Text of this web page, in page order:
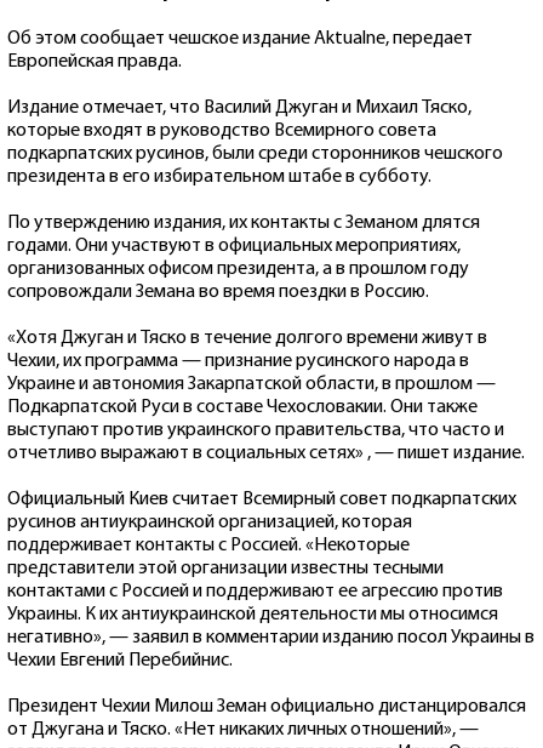
Об этом сообщает чешское издание Aktualne, передает
Европейская правда.
Издание отмечает, что Василий Джуган и Михаил Тяско,
которые входят в руководство Всемирного совета
подкарпатских русинов, были среди сторонников чешского
президента в его избирательном штабе в субботу.
По утверждению издания, их контакты с Земаном длятся
годами. Они участвуют в официальных мероприятиях,
организованных офисом президента, а в прошлом году
сопровождали Земана во время поездки в Россию.
«Хотя Джуган и Тяско в течение долгого времени живут в
Чехии, их программа — признание русинского народа в
Украине и автономия Закарпатской области, в прошлом —
Подкарпатской Руси в составе Чехословакии. Они также
выступают против украинского правительства, что часто и
отчетливо выражают в социальных сетях» , — пишет издание.
Официальный Киев считает Всемирный совет подкарпатских
русинов антиукраинской организацией, которая
поддерживает контакты с Россией. «Некоторые
представители этой организации известны тесными
контактами с Россией и поддерживают ее агрессию против
Украины. К их антиукраинской деятельности мы относимся
негативно», — заявил в комментарии изданию посол Украины в
Чехии Евгений Перебийнис.
Президент Чехии Милош Земан официально дистанцировался
от Джугана и Тяско. «Нет никаких личных отношений», —